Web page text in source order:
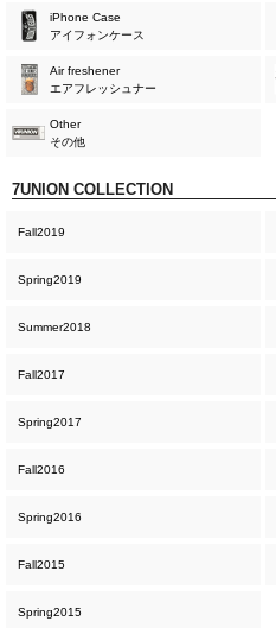
iPhone Case
アイフォンケース
Air freshener
エアフレッシュナー
Other
その他
7UNION COLLECTION
Fall2019
Spring2019
Summer2018
Fall2017
Spring2017
Fall2016
Spring2016
Fall2015
Spring2015